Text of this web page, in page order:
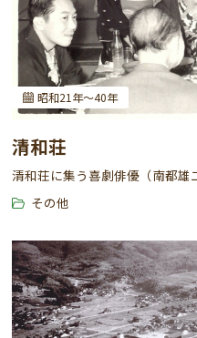
昭和21年～40年
清和荘
清和荘に集う喜劇俳優（南都雄
その他